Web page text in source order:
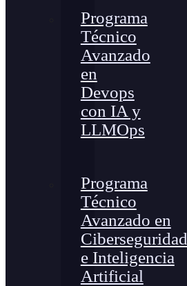
Programa
Técnico
Avanzado
en
Devops
con IA y
LLMOps
Programa
Técnico
Avanzado en
Ciberseguridad
e Inteligencia
Artificial